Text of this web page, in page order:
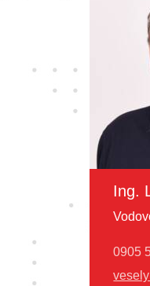
Ing.
0905